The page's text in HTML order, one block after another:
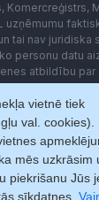
Komercreģistrs,
uzņēmumu
tai nav juridiska
personu datu
atbildību par
pakalpojumu.
sistēmas vai
saskaņošanas
politika Norēķini ar
vietnē tiek
val. cookies).
mēs uzkrāsim
piekrišanu Jūs
sīkdatnes.